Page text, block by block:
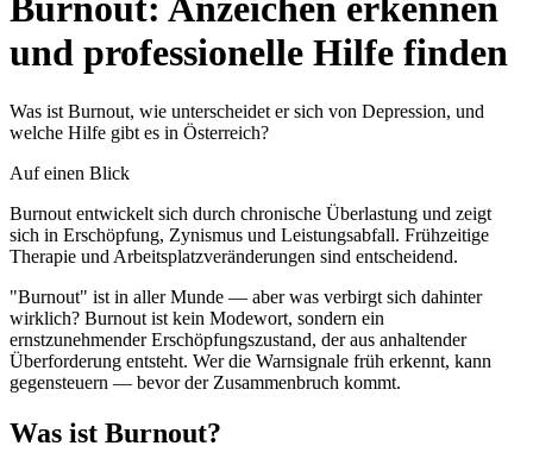
Burnout: Anzeichen erkennen
und professionelle Hilfe finden
Was ist Burnout, wie unterscheidet er sich von Depression, und
welche Hilfe gibt es in Österreich?
Auf einen Blick
Burnout entwickelt sich durch chronische Überlastung und zeigt
sich in Erschöpfung, Zynismus und Leistungsabfall. Frühzeitige
Therapie und Arbeitsplatzveränderungen sind entscheidend.
"Burnout" ist in aller Munde — aber was verbirgt sich dahinter
wirklich? Burnout ist kein Modewort, sondern ein
ernstzunehmender Erschöpfungszustand, der aus anhaltender
Überforderung entsteht. Wer die Warnsignale früh erkennt, kann
gegensteuern — bevor der Zusammenbruch kommt.
Was ist Burnout?